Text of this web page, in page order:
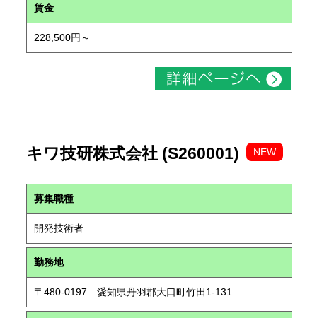
賃金
228,500円～
キワ技研株式会社 (S260001) NEW
募集職種
開発技術者
勤務地
〒480-0197 愛知県丹羽郡大口町竹田1-131